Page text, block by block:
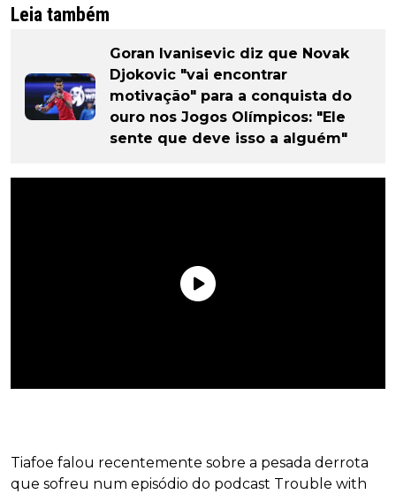
Leia também
Goran Ivanisevic diz que Novak
Djokovic "vai encontrar
motivação" para a conquista do
ouro nos Jogos Olímpicos: "Ele
sente que deve isso a alguém"
Tiafoe falou recentemente sobre a pesada derrota
que sofreu num episódio do podcast Trouble with